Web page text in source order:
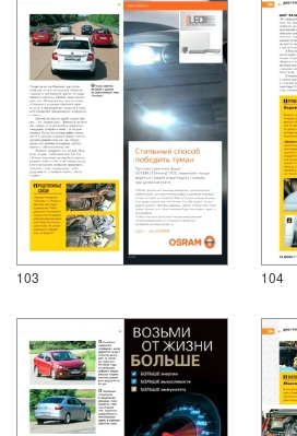
103 104